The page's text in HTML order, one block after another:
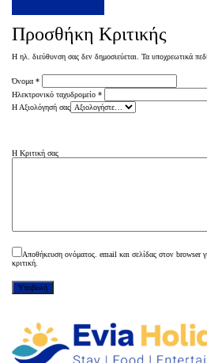
Προσθήκη Κριτικής
Η ηλ. διεύθυνση σας δεν δημοσιεύεται. Τα υποχρεωτικά
Όνομα *
Ηλεκτρονικό ταχυδρομείο *
Η Αξιολόγησή σας
Η Κριτική σας
Αποθήκευση ονόματος. email και σελίδας στον browser
κριτική.